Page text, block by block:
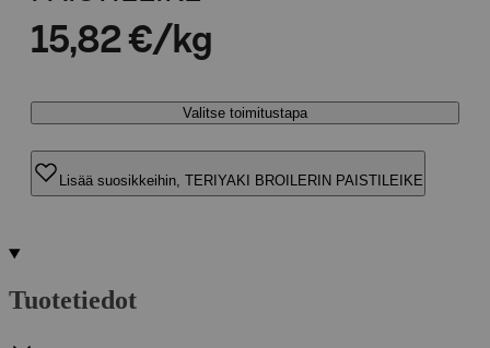
15,82 €/kg
Valitse toimitustapa
Lisää suosikkeihin, TERIYAKI BROILERIN PAISTILEIKE
Tuotetiedot